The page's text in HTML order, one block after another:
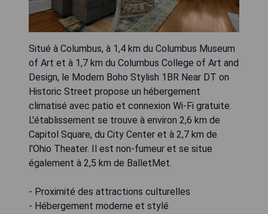
Situé à Columbus, à 1,4 km du Columbus Museum
of Art et à 1,7 km du Columbus College of Art and
Design, le Modern Boho Stylish 1BR Near DT on
Historic Street propose un hébergement
climatisé avec patio et connexion Wi-Fi gratuite.
L'établissement se trouve à environ 2,6 km de
Capitol Square, du City Center et à 2,7 km de
l'Ohio Theater. Il est non-fumeur et se situe
également à 2,5 km de BalletMet.
- Proximité des attractions culturelles
- Hébergement moderne et stylé